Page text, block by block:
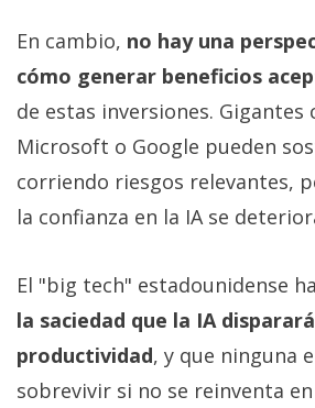
En cambio, no hay una
cómo generar beneficios
de estas inversiones. Gigantes
Microsoft o Google pueden
corriendo riesgos relevantes,
la confianza en la IA se
El "big tech" estadounidense ha
la saciedad que la IA
productividad, y que ninguna
sobrevivir si no se reinventa